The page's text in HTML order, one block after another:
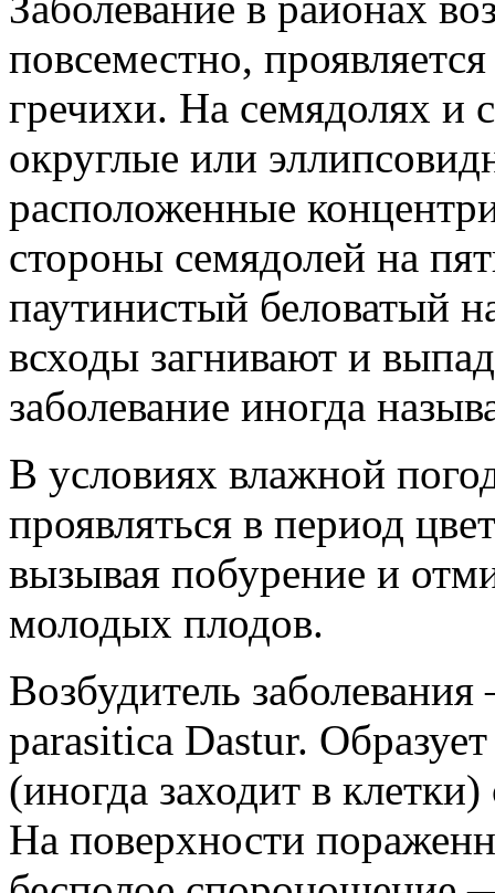
повсеместно,
гречихи. На семядолях и
округлые или
расположенные
стороны семядолей на
паутинистый беловатый
всходы загнивают и
заболевание иногда
В условиях влажной
проявляться в период
вызывая побурение и
молодых плодов.
Возбудитель
parasitica Dastur.
(иногда заходит в
На поверхности